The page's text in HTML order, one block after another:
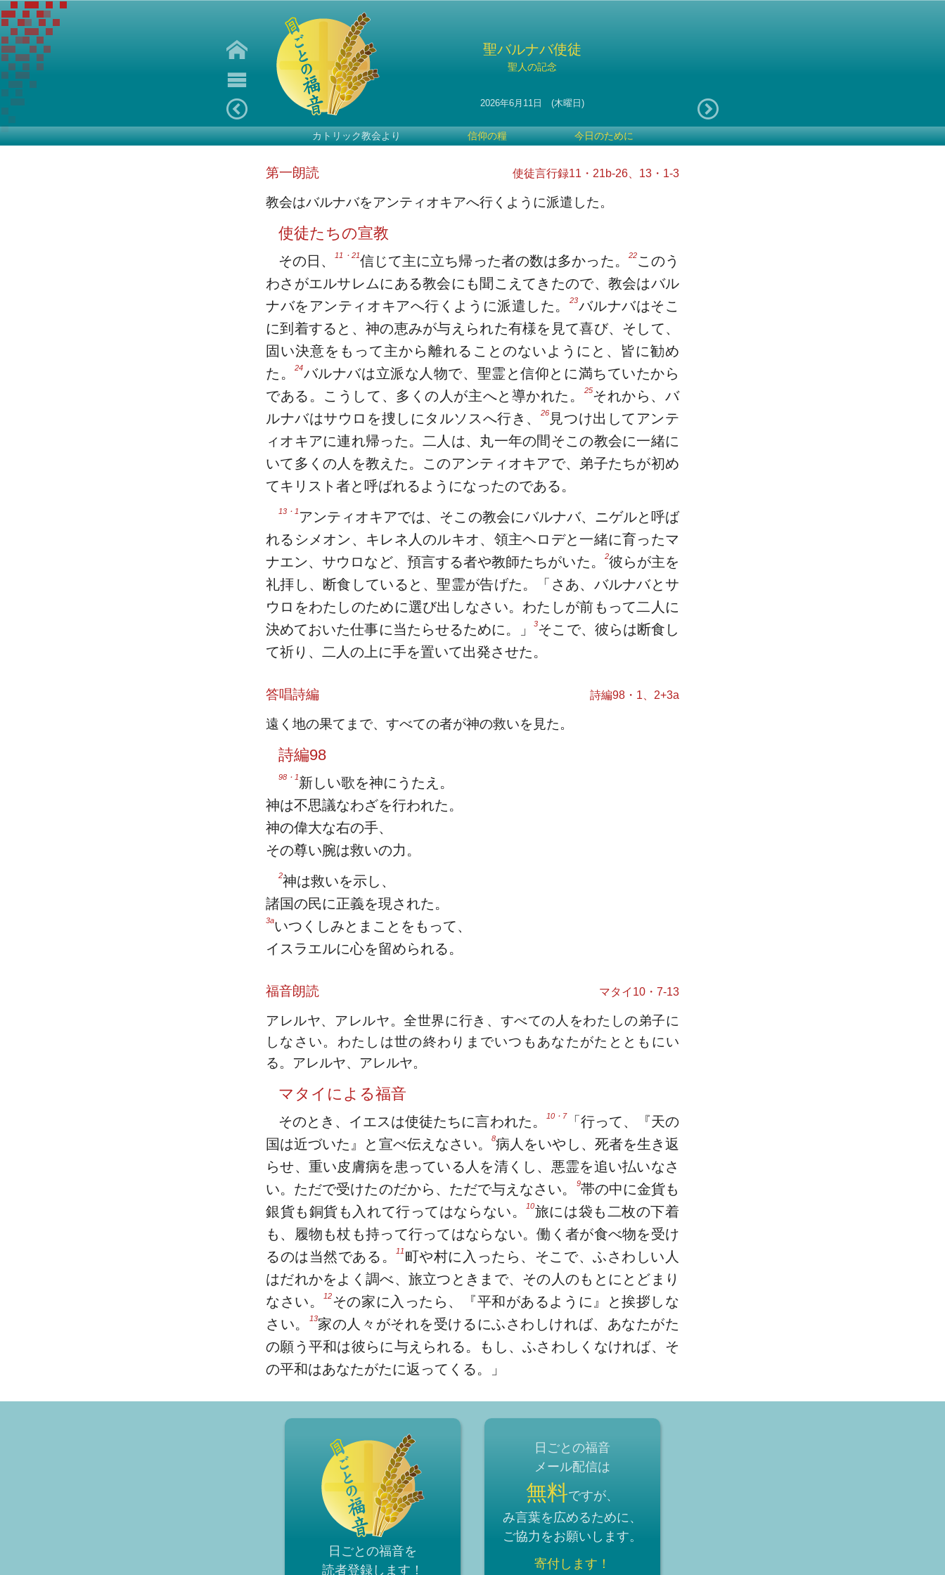
聖バルナバ使徒
聖人の記念
2026年6月11日 (木曜日)
カトリック教会より 信仰の糧 今日のために
第一朗読 使徒言行録11・21b-26、13・1-3
教会はバルナバをアンティオキアへ行くように派遣した。
使徒たちの宣教
その日、11・21信じて主に立ち帰った者の数は多かった。 22このう
わさがエルサレムにある教会にも聞こえてきたので、教会はバル
ナバをアンティオキアへ行くように派遣した。
23バルナバはそこ
に到着すると、神の恵みが与えられた有様を見て喜び、そして、
固い決意をもって主から離れることのないようにと、皆に勧め
た。24バルナバは立派な人物で、聖霊と信仰とに満ちていたから
である。こうして、多くの人が主へと導かれた。
25それから、バ
ルナバはサウロを捜しにタルソスへ行き、
26見つけ出してアンテ
ィオキアに連れ帰った。二人は、丸一年の間そこの教会に一緒に
いて多くの人を教えた。このアンティオキアで、弟子たちが初め
てキリスト者と呼ばれるようになったのである。
13・1 アンティオキアでは、そこの教会にバルナバ、ニゲルと呼ば
れるシメオン、キレネ人のルキオ、領主ヘロデと一緒に育ったマ
ナエン、サウロなど、預言する者や教師たちがいた。
2彼らが主を
礼拝し、断食していると、聖霊が告げた。「さあ、バルナバとサ
ウロをわたしのために選び出しなさい。わたしが前もって二人に
決めておいた仕事に当たらせるために。」3そこで、彼らは断食し
て祈り、二人の上に手を置いて出発させた。
答唱詩編 詩編98・1、2+3a
遠く地の果てまで、すべての者が神の救いを見た。
詩編98
98・1新しい歌を神にうたえ。
神は不思議なわざを行われた。
神の偉大な右の手、
その尊い腕は救いの力。
2神は救いを示し、
諸国の民に正義を現された。
3aいつくしみとまことをもって、
イスラエルに心を留められる。
福音朗読 マタイ10・7-13
アレルヤ、アレルヤ。全世界に行き、すべての人をわたしの弟子に
しなさい。わたしは世の終わりまでいつもあなたがたとともにい
る。アレルヤ、アレルヤ。
マタイによる福音
そのとき、イエスは使徒たちに言われた。 10・7
「行って、『天の
国は近づいた』と宣べ伝えなさい。8病人をいやし、死者を生き返
らせ、重い皮膚病を患っている人を清くし、悪霊を追い払いなさ
い。ただで受けたのだから、ただで与えなさい。
9帯の中に金貨も
銀貨も銅貨も入れて行ってはならない。10旅には袋も二枚の下着
も、履物も杖も持って行ってはならない。働く者が食べ物を受け
るのは当然である。11 町や村に入ったら、そこで、ふさわしい人
はだれかをよく調べ、旅立つときまで、その人のもとにとどまり
なさい。12その家に入ったら、『平和があるように』と挨拶しな
さい。
13家の人々がそれを受けるにふさわしければ、あなたがた
の願う平和は彼らに与えられる。もし、ふさわしくなければ、そ
の平和はあなたがたに返ってくる。」
日ごとの福音を
読者登録 します！
日ごとの福音
メール配信は
無料ですが、
み言葉を広めるために、
ご協力をお願いします。
寄付します！